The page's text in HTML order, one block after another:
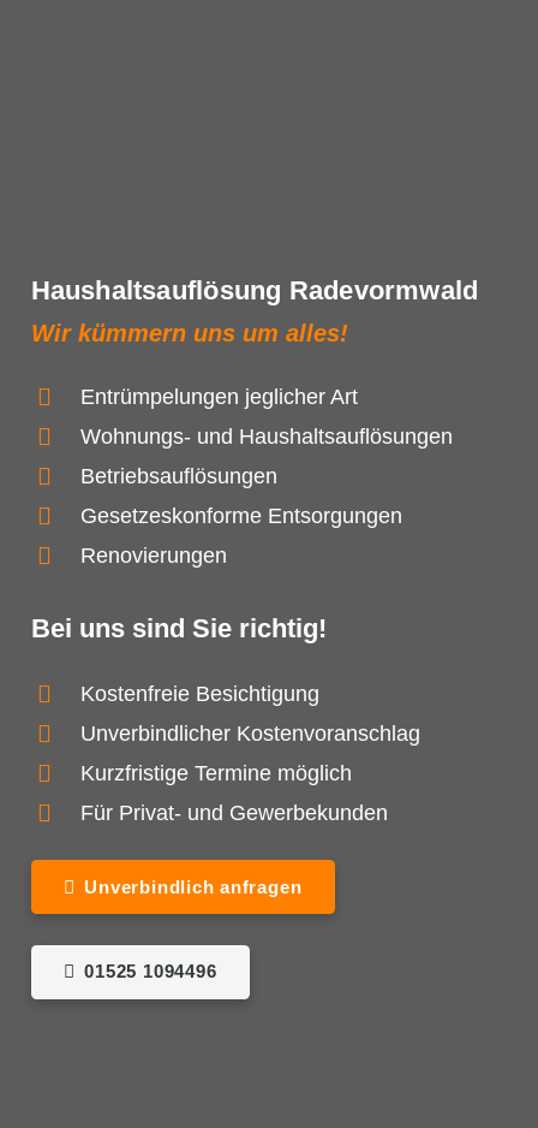
Haushaltsauflösung Radevormwald
Wir kümmern uns um alles!
Entrümpelungen jeglicher Art
Wohnungs- und Haushaltsauflösungen
Betriebsauflösungen
Gesetzeskonforme Entsorgungen
Renovierungen
Bei uns sind Sie richtig!
Kostenfreie Besichtigung
Unverbindlicher Kostenvoranschlag
Kurzfristige Termine möglich
Für Privat- und Gewerbekunden
Unverbindlich anfragen
01525 1094496